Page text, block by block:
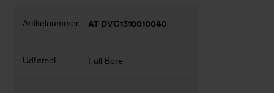
AT DVC1310010040
Full Bore